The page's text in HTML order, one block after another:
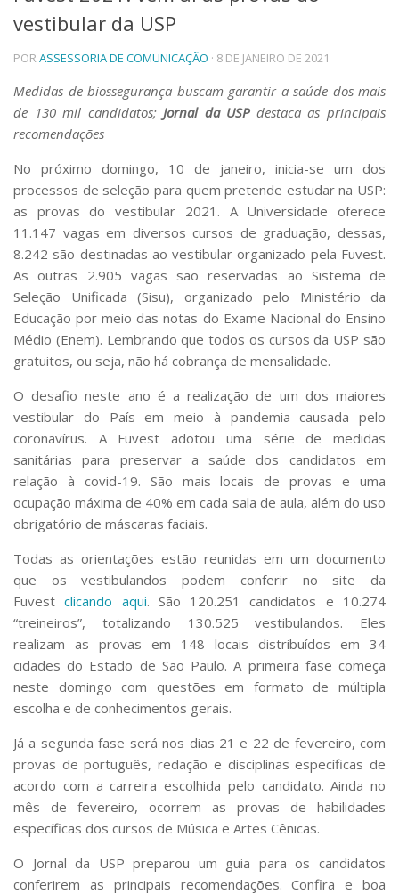
Telefones e Mapas
Pessoas
Ensino
Graduação
Pós-Graduação
Educação a distância
Cursos de Extensão
Pesquisa e Inovação
Linhas de Pesquisa
Centros, Núcleos e Projetos em Rede
Pós-doutorado
Iniciação Científica
Transferência de Tecnologia
Empresas Juniores
Extensão à Comunidade
Projetos, Programas e Cursos
Artes, Cultura e Esportes
Bibliotecas
Apoio ao Estudante
Segurança, Trânsito e Prevenção
RH, Administrativo e Financeiro
Outros serviços
Comunicação
Assessorias e Mídias
Aplicativos e Sites
Jornal da USP
Agenda de Eventos
vestibular da USP
PORASSESSORIA DE COMUNICAÇÃO · 8 DE JANEIRO DE 2021
Medidas de biossegurança buscam garantir a saúde dos mais
de 130 mil candidatos; Jornal da USPdestaca as principais
recomendações
No próximo domingo, 10 de janeiro, inicia-se um dos
processos de seleção para quem pretende estudar na USP:
as provas do vestibular 2021. A Universidade oferece
11.147 vagas em diversos cursos de graduação, dessas,
8.242 são destinadas ao vestibular organizado pela Fuvest.
As outras 2.905 vagas são reservadas ao Sistema de
Seleção Unificada (Sisu), organizado pelo Ministério da
Educação por meio das notas do Exame Nacional do Ensino
Médio (Enem). Lembrando que todos os cursos da USP são
gratuitos, ou seja, não há cobrança de mensalidade.
O desafio neste ano é a realização de um dos maiores
vestibular do País em meio à pandemia causada pelo
coronavírus. A Fuvest adotou uma série de medidas
sanitárias para preservar a saúde dos candidatos em
relação à covid-19. São mais locais de provas e uma
ocupação máxima de 40% em cada sala de aula, além do uso
obrigatório de máscaras faciais.
Todas as orientações estão reunidas em um documento
que os vestibulandos podem conferir no site da
Fuvestclicando aqui. São 120.251 candidatos e 10.274
“treineiros”, totalizando 130.525 vestibulandos. Eles
realizam as provas em 148 locais distribuídos em 34
cidades do Estado de São Paulo. A primeira fase começa
neste domingo com questões em formato de múltipla
escolha e de conhecimentos gerais.
Já a segunda fase será nos dias 21 e 22 de fevereiro, com
provas de português, redação e disciplinas específicas de
acordo com a carreira escolhida pelo candidato. Ainda no
mês de fevereiro, ocorrem as provas de habilidades
específicas dos cursos de Música e Artes Cênicas.
O Jornal da USPpreparou um guia para os candidatos
conferirem as principais recomendações. Confira e boa